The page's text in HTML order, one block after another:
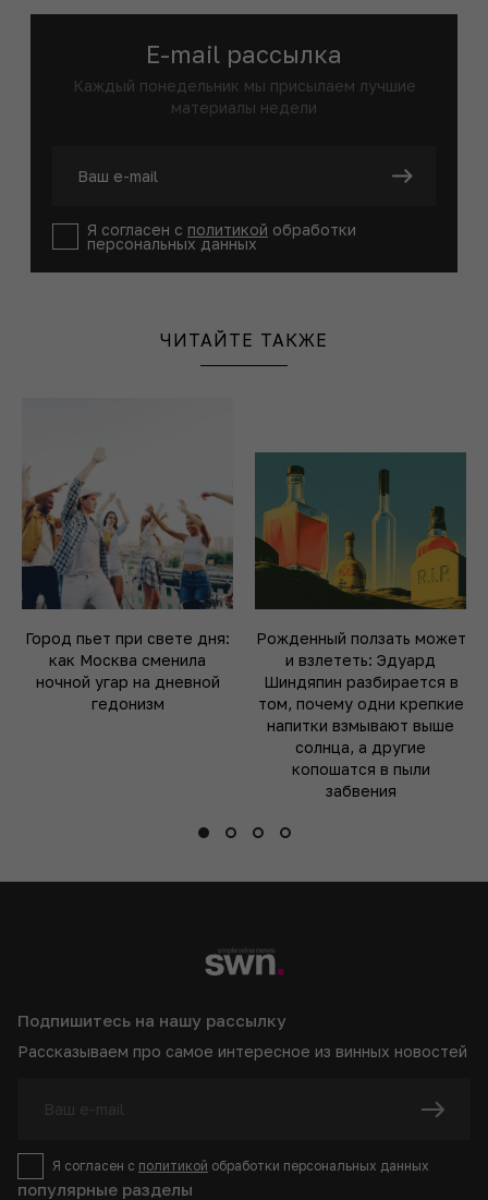
E-mail рассылка
Каждый понедельник мы присылаем лучшие
материалы недели
Я согласен с политикой обработки
персональных данных
ЧИТАЙТЕ ТАКЖЕ
Город пьет при свете дня:
как Москва сменила
ночной угар на дневной
гедонизм
Рожденный ползать может
и взлететь: Эдуард
Шиндяпин разбирается в
том, почему одни крепкие
напитки взмывают выше
солнца, а другие
копошатся в пыли
забвения
популярные разделы
Подпишитесь на нашу рассылку
Рассказываем про самое интересное из винных новостей
Я согласен с политикой обработки персональных данных